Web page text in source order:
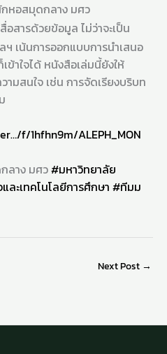
กหอสมุดกลาง มศว
สารด้วยข้อมูล ไม่ว่าจะเป็น
เน้นการออกแบบการนำเสนอ
ข้าใจได้ หนังสือเล่มนี้ยังให้
มสนใจ เช่น การจัดเรียงบริบท
f/1hfhn9m/ALEPH_MON
ลาง มศว#มหาวิทยาลัย
ละเทคโนโลยีการศึกษา #ทีมม
Next Post →